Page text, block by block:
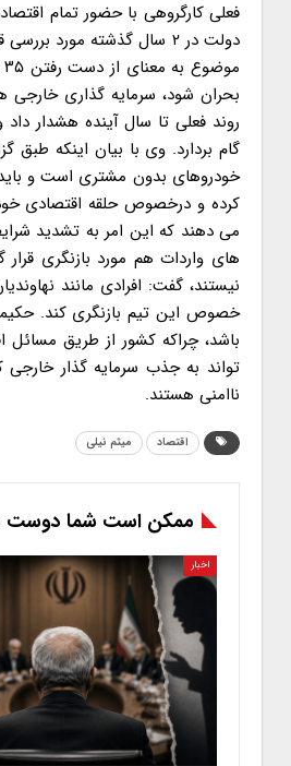
فعلی کارگروهی با حضور تمام
بحران شود، سرمایه گذاری
روند فعلی تا سال آینده هشدار
خودروهای بدون مشتری است و باید
کرده و درخصوص حلقه اقتصادی
می دهند که این امر به تشدید
های واردات هم مورد بازنگری
نیستند، گفت: افرادی مانند
خصوص این تیم بازنگری کند.
باشد، چراکه کشور از طریق
تواند به جذب سرمایه گذار
ناامنی هستند.
اقتصاد میثم نیلی
ممکن است شما دوست
اخبار